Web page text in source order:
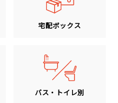
宅配ボックス
バス・トイレ別